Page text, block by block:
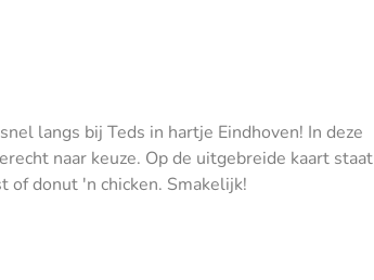
langs bij Teds in hartje Eindhoven! In deze
naar keuze. Op de uitgebreide kaart staat
donut 'n chicken. Smakelijk!